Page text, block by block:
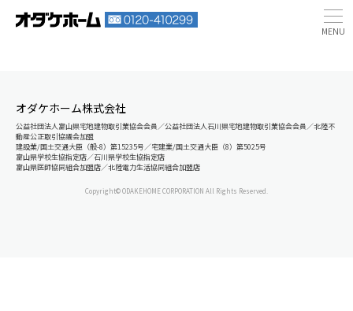
オダケホーム株式会社
公益社団法人富山県宅地建物取引業協会会員／公益社団法人石川県宅地建物取引業協会会員／北陸不
動産公正取引協議会加盟
建設業/国土交通大臣（般-8）第15235号／宅建業/国土交通大臣（8）第5025号
富山県学校生協指定店／石川県学校生協指定店
富山県医師協同組合加盟店／北陸電力生活協同組合加盟店
Copyright© ODAKEHOME CORPORATION All Rights Reserved.